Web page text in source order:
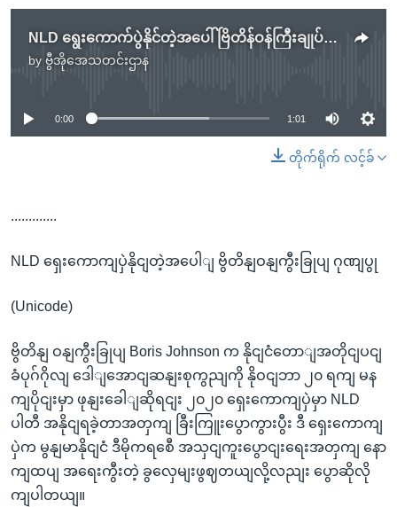
NLD ရွေးကောက်ပွဲနိုင်တဲ့အပေါ် ဗြိတိန်ဝန်ကြီးချုပ် ဂုဏ်ပြု
by ဗွီအိုအေသတင်းဌာန
No media source currently available
0:00 1:01
တိုက်ရိုက် လင့်ခ်
.............
NLD ရှေးကောကျပှဲနိုငျတဲ့အပေါျ ဗွိတိနျဝနျကွီးခြုပျ ဂုဏျပွု
(Unicode)
ဗွိတိနျ ဝနျကွီးခြုပျ Boris Johnson က နိုငျငံတောျအတိုငျပငျ
ခံပုဂ်ဂိုလျ ဒေါျအောငျဆနျးစုကွညျကို နိုဝငျဘာ ၂၀ ရကျ မန
ကျပိုငျးမှာ ဖုနျးခေါျဆိုရငျး ၂၀၂၀ ရှေးကောကျပှဲမှာ NLD
ပါတီ အနိုငျရခဲ့တာအတှကျ ခြီးကြူးပွောကွားပွီး ဒီ ရှေးကောကျ
ပှဲက မွနျမာနိုငျငံ ဒီမိုကရစေီ အသှငျကူးပွောငျးရေးအတှကျ နော
ကျထပျ အရေးကွီးတဲ့ ခွလှေမျးဖွဈတယျလို့လညျး ပွောဆိုလို
ကျပါတယျ။